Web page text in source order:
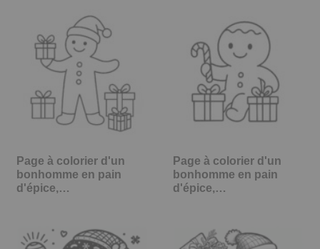
Page à colorier d'un
bonhomme en pain
d'épice,…
Page à colorier d'un
bonhomme en pain
d'épice,…